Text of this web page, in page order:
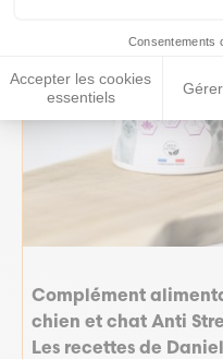
Consentements
Accepter les cookies
essentiels
Complément
chien et chat Anti
Les recettes de Daniel